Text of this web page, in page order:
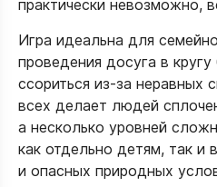
практически невозможно,
Игра идеальна для
проведения досуга в
ссориться из-за неравных
всех делает людей
а несколько уровней
как отдельно детям, так и
и опасных природных